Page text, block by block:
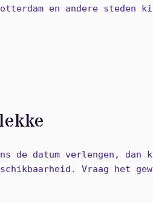
en andere steden
de datum verlengen, dan
Vraag het